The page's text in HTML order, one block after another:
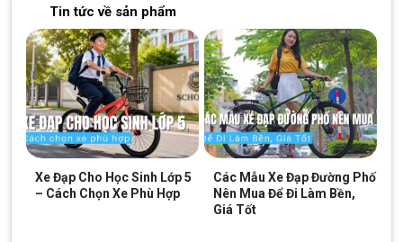
Shimano MF-TZ500 7 tầng từ 14-28T, và đùi đĩa nhôm 2 tầng
34-50T, cho phép xe chuyển động linh hoạt và giữ tốc độ ổn
định.
Bên cạnh đó, xích FFC Z51 được tích hợp để đảm bảo rằng mọi
chuyển động đều trơn tru và bền bỉ.
Tin tức về sản phẩm
Xe Đạp Cho Học Sinh Lớp 5
– Cách Chọn Xe Phù Hợp
Các Mẫu Xe Đạp Đường Phố
Nên Mua Để Đi Làm Bền,
Giá Tốt